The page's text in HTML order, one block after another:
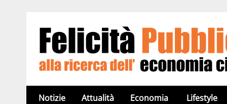
Notizie Attualità Economia Lifestyle